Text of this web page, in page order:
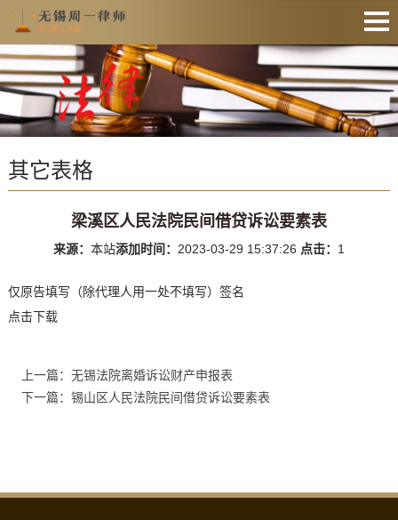
网站首页
法律资讯
业务范围
其它表格
梁溪区人民法院民间借贷诉讼要素表
来源： 本站添加时间： 2023-03-29 15:37:26 点击： 1
仅原告填写（除代理人用一处不填写）签名
点击下载
上一篇：无锡法院离婚诉讼财产申报表
下一篇：锡山区人民法院民间借贷诉讼要素表